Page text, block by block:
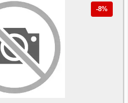
-8%